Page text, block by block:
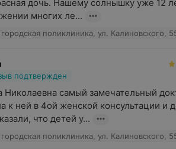
дочь. Нашему солнышку уже 12
многих ле...
поликлиника, ул. Калиновского,
подтвержден
Николаевна самый замечательный
к ней в 4ой женской консультации и
что детей у...
поликлиника, ул. Калиновского,